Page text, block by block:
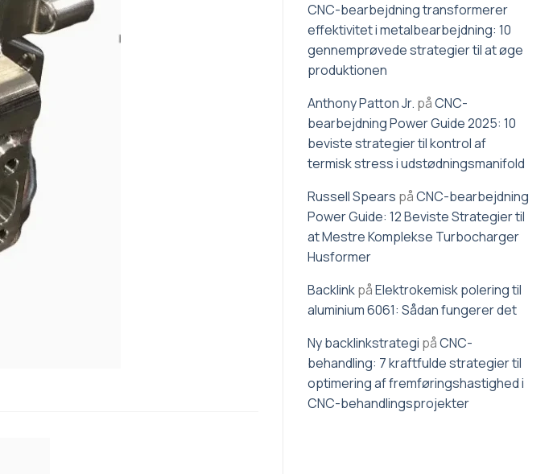
CNC-bearbejdning transformerer
effektivitet i metalbearbejdning: 10
gennemprøvede strategier til at øge
produktionen
Anthony Patton Jr. påCNC-
bearbejdning Power Guide 2025: 10
beviste strategier til kontrol af
termisk stress i udstødningsmanifold
Russell Spears påCNC-bearbejdning
Power Guide: 12 Beviste Strategier til
at Mestre Komplekse Turbocharger
Husformer
BacklinkpåElektrokemisk polering til
aluminium 6061: Sådan fungerer det
Ny backlinkstrategi påCNC-
behandling: 7 kraftfulde strategier til
optimering af fremføringshastighed i
CNC-behandlingsprojekter